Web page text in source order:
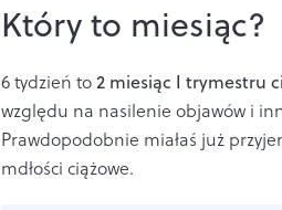
Który to miesiąc?
6 tydzień to2 miesiąc I trymestru
względu na nasilenie objawów i
Prawdopodobnie miałaś już
mdłości ciążowe.